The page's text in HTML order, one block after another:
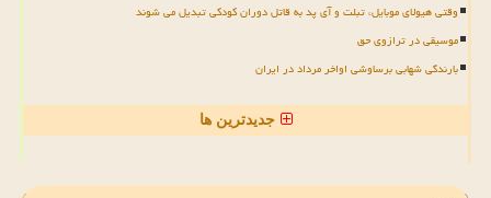
وقتی هیولای موبایل، تبلت و آی پد به قاتل دوران کودکی تبدیل می شوند
موسیقی در ترازوی حق
بارندگی شهابی برساوشی اواخر مرداد در ایران
جدیدترین ها